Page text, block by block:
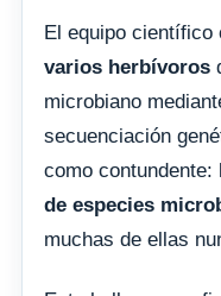
El equipo
varios herbívoros
microbiano
secuenciación
como
de especies
muchas de ellas